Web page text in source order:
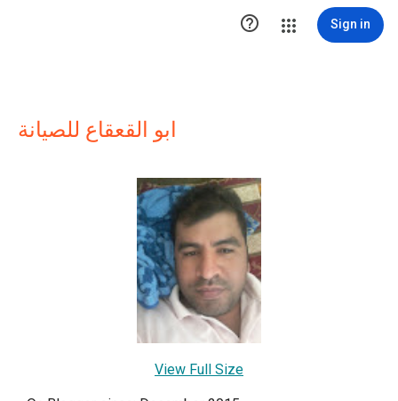
 Sign in
ابو القعقاع للصيانة
View Full Size